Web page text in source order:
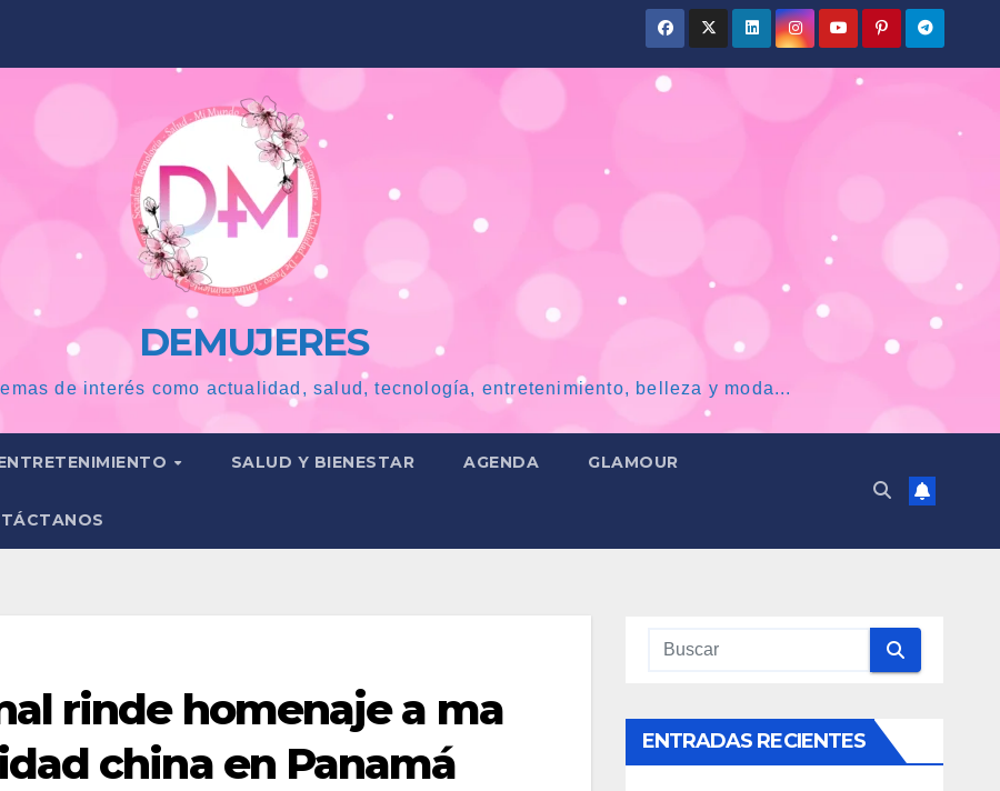
DEMUJERES
de interés como actualidad, salud, tecnología, entretenimiento, belleza y moda...
SALUD Y BIENESTAR AGENDA GLAMOUR
rinde homenaje a ma
china en Panamá
ENTRADAS RECIENTES